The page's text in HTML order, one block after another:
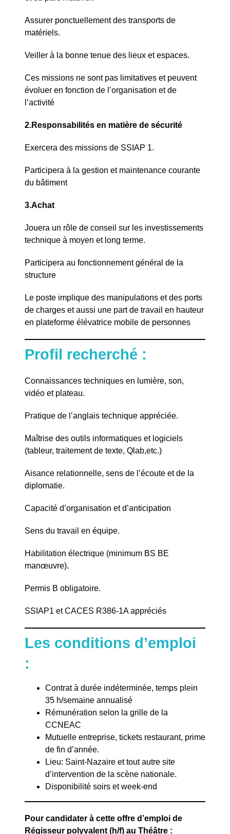
Assurer ponctuellement des transports de
matériels.
Veiller à la bonne tenue des lieux et espaces.
Ces missions ne sont pas limitatives et peuvent
évoluer en fonction de l’organisation et de
l’activité
2.Responsabilités en matière de sécurité
Exercera des missions de SSIAP 1.
Participera à la gestion et maintenance courante
du bâtiment
3.Achat
Jouera un rôle de conseil sur les investissements
technique à moyen et long terme.
Participera au fonctionnement général de la
structure
Le poste implique des manipulations et des ports
de charges et aussi une part de travail en hauteur
en plateforme élévatrice mobile de personnes
Profil recherché :
Connaissances techniques en lumière, son,
vidéo et plateau.
Pratique de l’anglais technique appréciée.
Maîtrise des outils informatiques et logiciels
(tableur, traitement de texte, Qlab,etc.)
Aisance relationnelle, sens de l’écoute et de la
diplomatie.
Capacité d’organisation et d’anticipation
Sens du travail en équipe.
Habilitation électrique (minimum BS BE
manœuvre).
Permis B obligatoire.
SSIAP1 et CACES R386-1A appréciés
Les conditions d’emploi
:
Contrat à durée indéterminée, temps plein
35 h/semaine annualisé
Rémunération selon la grille de la
CCNEAC
Mutuelle entreprise, tickets restaurant, prime
de fin d’année.
Lieu: Saint-Nazaire et tout autre site
d’intervention de la scène nationale.
Disponibilité soirs et week-end
Pour candidater à cette offre d’emploi de
Régisseur polyvalent (h/f) au Théâtre :